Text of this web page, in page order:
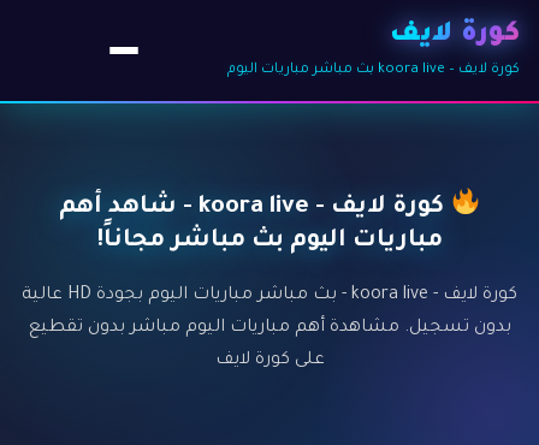
كورة لايف
كورة لايف – koora live بث مباشر مباريات اليوم
كورة لايف - koora live - شاهد أهم
مباريات اليوم بث مباشر مجاناً!
كورة لايف - koora live - بث مباشر مباريات اليوم بجودة HD عالية
بدون تسجيل. مشاهدة أهم مباريات اليوم مباشر بدون تقطيع
على كورة لايف